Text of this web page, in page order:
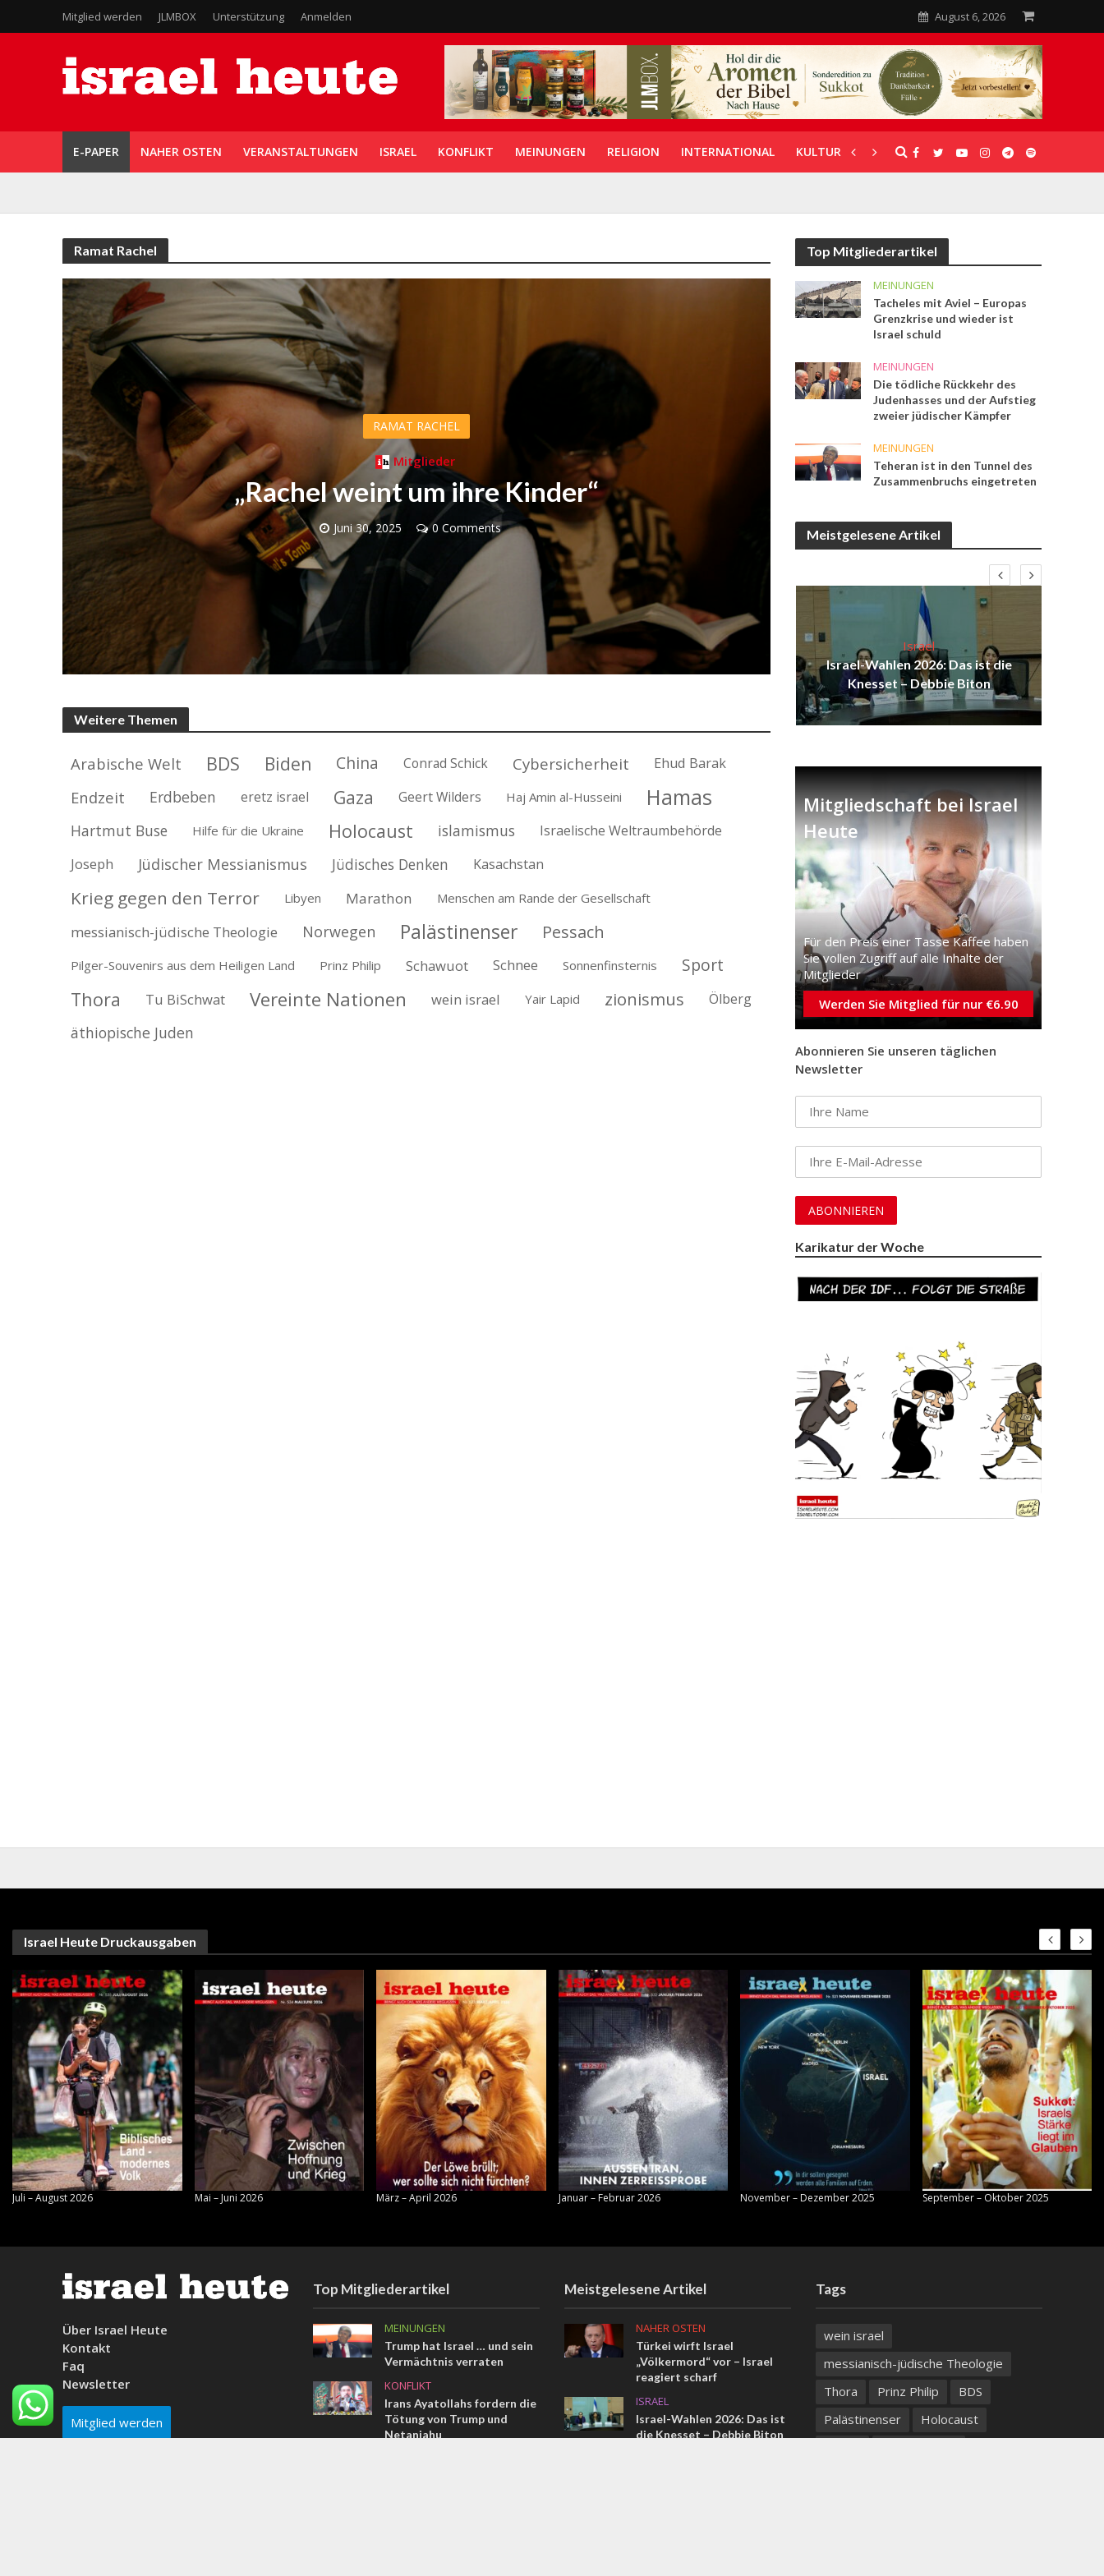
Mitglied werden JLMBOX Unterstützung Anmelden August 6, 2026
E-PAPER NAHER OSTEN VERANSTALTUNGEN ISRAEL KONFLIKT MEINUNGEN RELIGION INTERNATIONAL KULTUR UNTERSTÜTZUNG
Ramat Rachel
RAMAT RACHEL
Mitglieder
„Rachel weint um ihre Kinder“
Juni 30, 2025 0 Comments
Weitere Themen
Arabische Welt BDS Biden China Conrad Schick Cybersicherheit Ehud Barak
Endzeit Erdbeben eretz israel Gaza Geert Wilders Haj Amin al-Husseini Hamas
Hartmut Buse Hilfe für die Ukraine Holocaust islamismus
Israelische Weltraumbehörde
Joseph
Jüdischer Messianismus Jüdisches Denken Kasachstan
Krieg gegen den Terror Libyen Marathon Menschen am Rande der Gesellschaft
messianisch-jüdische Theologie Norwegen Palästinenser Pessach
Pilger-Souvenirs aus dem Heiligen Land Prinz Philip Schawuot Schnee Sonnenfinsternis Sport
Thora Tu BiSchwat Vereinte Nationen wein israel Yair Lapid zionismus Ölberg
äthiopische Juden
Top Mitgliederartikel
MEINUNGEN
Tacheles mit Aviel – Europas
Grenzkrise und wieder ist
Israel schuld
MEINUNGEN
Die tödliche Rückkehr des
Judenhasses und der Aufstieg
zweier jüdischer Kämpfer
MEINUNGEN
Teheran ist in den Tunnel des
Zusammenbruchs eingetreten
Meistgelesene Artikel
Israelische Wahlen 2026: Das ist
Israel
Israelische Wahlen 2026: Das ist
Israel
Israel-Wahlen 2026: Das ist die
Knesset – Debbie Biton
Mitgliedschaft bei Israel
Heute
Für den Preis einer Tasse Kaffee haben
Sie vollen Zugriff auf alle Inhalte der
Mitglieder
Werden Sie Mitglied für nur €6.90
Abonnieren Sie unseren täglichen
Newsletter
Karikatur der Woche
Israel Heute Druckausgaben
Juli – August 2026 Mai – Juni 2026 März – April 2026 Januar – Februar 2026 November – Dezember 2025 September – Oktober 2025
Über Israel Heute
Kontakt
Faq
Newsletter
Mitglied werden
Top Mitgliederartikel
MEINUNGEN
Trump hat Israel … und sein
Vermächtnis verraten
KONFLIKT
Irans Ayatollahs fordern die
Tötung von Trump und
Netanjahu
Meistgelesene Artikel
NAHER OSTEN
Türkei wirft Israel
„Völkermord“ vor – Israel
reagiert scharf
ISRAEL
Israel-Wahlen 2026: Das ist
die Knesset – Debbie Biton
Tags
wein israel
messianisch-jüdische Theologie
Thora
Prinz Philip
BDS
Palästinenser
Holocaust